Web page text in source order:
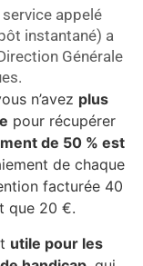
service appelé
instantané) a
Générale
n’avez plus
pour récupérer
de 50 % est
de chaque
facturée 40
que 20 €.
utile pour les